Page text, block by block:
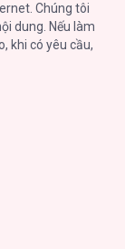
Chúng tôi
dung. Nếu làm
khi có yêu cầu,